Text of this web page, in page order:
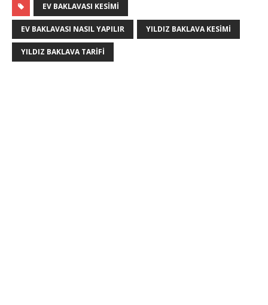
EV BAKLAVASI KESIMI
EV BAKLAVASI NASIL YAPILIR YILDIZ BAKLAVA KESIMI
YILDIZ BAKLAVA TARIFI